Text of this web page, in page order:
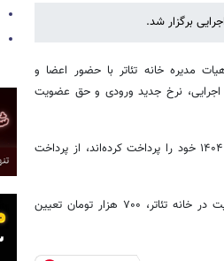
برگزار شد.
مدیره خانه تئاتر با حضور اعضا و
اجرایی، نرخ جدید ورودی و حق عضویت
همچنین بر اساس این مصوبات، اعضایی که حق عضویت سال‌های ۱۴۰۳ و ۱۴۰۴ خود را پرداخت کرده‌اند، از پرداخت
بر اساس مصوبه نخست این جلسه، مبلغ ورودی برای متقاضیان جدید عضویت در خانه تئاتر، ۷۰۰ هزار تومان تعیین